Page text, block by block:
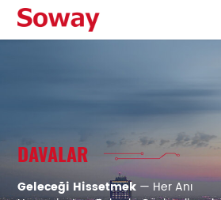
DAVALAR
Geleceği Hissetmek — Her Anı